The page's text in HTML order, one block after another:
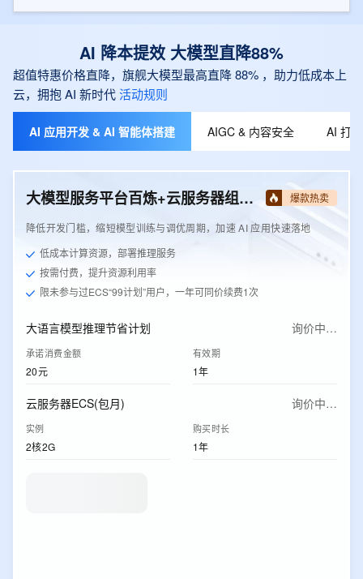
AI 降本提效 大模型直降88%
超值特惠价格直降，旗舰大模型最高直降 88% ，助力低成本上
云，拥抱 AI 新时代活动规则
AI 应用开发 & AI 智能体搭建 AIGC & 内容安全 AI 打
大模型服务平台百炼+云服务器组合套餐 爆款热卖
降低开发门槛，缩短模型训练与调优周期，加速 AI 应用快速落地
低成本计算资源，部署推理服务
按需付费，提升资源利用率
限未参与过ECS“99计划”用户，一年可同价续费1次
大语言模型推理节省计划 询价中…
承诺消费金额
20元
有效期
1年
云服务器ECS(包月) 询价中…
实例
2核2G
购买时长
1年